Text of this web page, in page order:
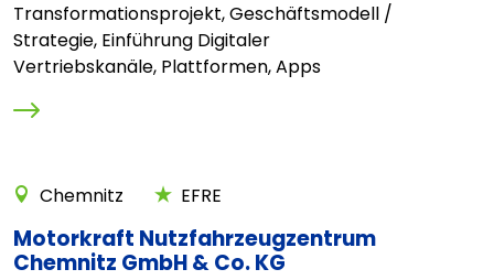
Transformationsprojekt, Geschäftsmodell /
Strategie, Einführung Digitaler
Vertriebskanäle, Plattformen, Apps
Chemnitz EFRE
Motorkraft Nutzfahrzeugzentrum
Chemnitz GmbH & Co. KG